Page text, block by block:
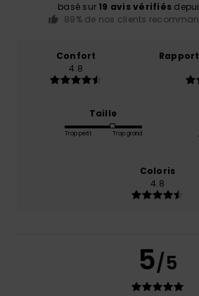
basé sur 19 avis vérifiés
89% de nos clients
Confort
4.8
Taille
Trop petit Trop grand
Coloris
4.8
5/5